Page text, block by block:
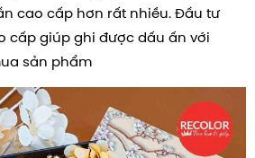
cao cấp hơn rất nhiều. Đầu tư
cấp giúp ghi được dấu ấn với
sản phẩm